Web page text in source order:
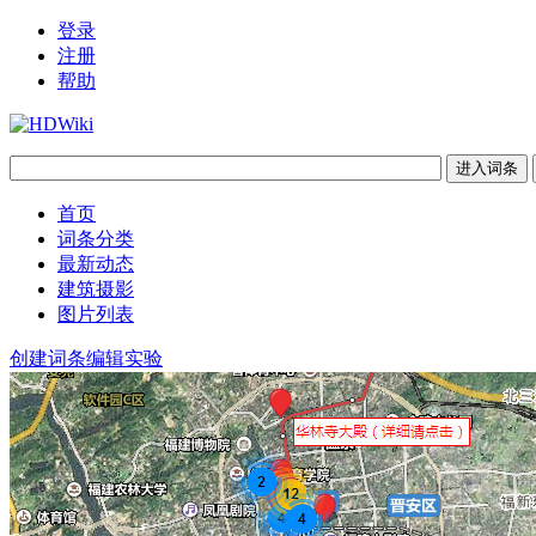
登录
注册
帮助
首页
词条分类
最新动态
建筑摄影
图片列表
创建词条编辑实验